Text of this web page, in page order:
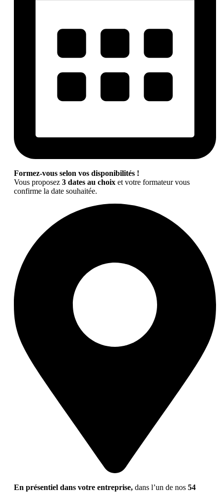
Formez-vous selon vos disponibilités !
Vous proposez 3 dates au choix et votre formateur vous
confirme la date souhaitée.
En présentiel dans votre entreprise, dans l’un de nos 54